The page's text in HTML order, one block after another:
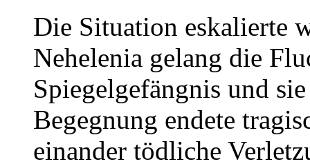
Die Situation eskalierte
Nehelenia gelang die
Spiegelgefängnis und
Begegnung endete
einander tödliche